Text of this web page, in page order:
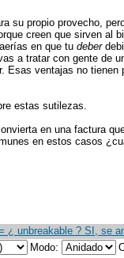
su propio provecho,
creen que sirven al
en que tu deber
a tratar con gente de
Esas ventajas no
estas sutilezas.
en una factura
en estos casos
¿ unbreakable ? SI, se
Modo: